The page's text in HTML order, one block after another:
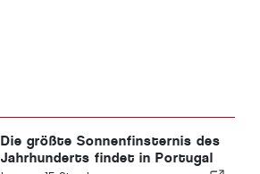
Die größte Sonnenfinsternis des
Jahrhunderts findet in Portugal